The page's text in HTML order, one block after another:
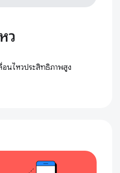
ว
นไหวประสิทธิภาพสูง